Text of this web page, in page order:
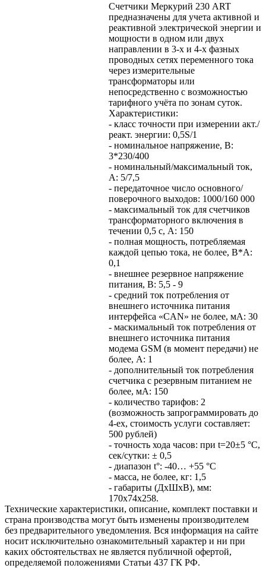
Счетчики Меркурий 230 ART
предназначены для учета активной и
реактивной электрической энергии и
мощности в одном или двух
направлении в 3-х и 4-х фазных
проводных сетях переменного тока
через измерительные
трансформаторы или
непосредственно с возможностью
тарифного учёта по зонам суток.
Характеристики:
- класс точности при измерении акт./
реакт. энергии: 0,5S/1
- номинальное напряжение, В:
3*230/400
- номинальный/максимальный ток,
А: 5/7,5
- передаточное число основного/
поверочного выходов: 1000/160 000
- максимальный ток для счетчиков
трансформаторного включения в
течении 0,5 с, А: 150
- полная мощность, потребляемая
каждой цепью тока, не более, В*А:
0,1
- внешнее резервное напряжение
питания, B: 5,5 - 9
- средний ток потребления от
внешнего источника питания
интерфейса «CAN» не более, мА: 30
- маскимальный ток потребления от
внешнего источника питания
модема GSM (в момент передачи) не
более, А: 1
- дополнительный ток потребления
счетчика с резервным питанием не
более, мА: 150
- количество тарифов: 2
(возможность запрограммировать до
4-ех, стоимость услуги составляет:
500 рублей)
- точность хода часов: при t=20±5 °C,
сек/сутки: ± 0,5
- диапазон t°: -40… +55 °C
- масса, не более, кг: 1,5
- габариты (ДхШхВ), мм:
170х74х258.
Технические характеристики, описание, комплект поставки и
страна производства могут быть изменены производителем
без предварительного уведомления. Вся информация на сайте
носит исключительно ознакомительный характер и ни при
каких обстоятельствах не является публичной офертой,
определяемой положениями Статьи 437 ГК РФ.